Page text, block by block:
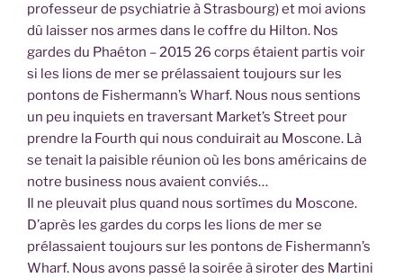
professeur de psychiatrie à Strasbourg) et moi avions
dû laisser nos armes dans le coffre du Hilton. Nos
gardes du Phaéton – 2015 26 corps étaient partis voir
si les lions de mer se prélassaient toujours sur les
pontons de Fishermann’s Wharf. Nous nous sentions
un peu inquiets en traversant Market’s Street pour
prendre la Fourth qui nous conduirait au Moscone. Là
se tenait la paisible réunion où les bons américains de
notre business nous avaient conviés…
Il ne pleuvait plus quand nous sortîmes du Moscone.
D’après les gardes du corps les lions de mer se
prélassaient toujours sur les pontons de Fishermann’s
Wharf. Nous avons passé la soirée à siroter des Martini